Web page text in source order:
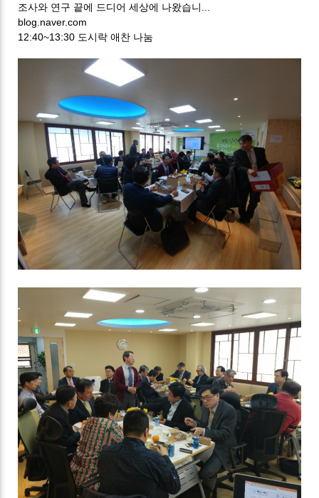
조사와 연구 끝에 드디어 세상에 나왔습니...
blog.naver.com
12:40~13:30 도시락 애찬 나눔